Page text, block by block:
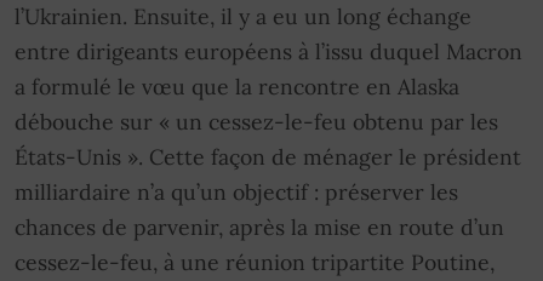
l’Ukrainien. Ensuite, il y a eu un long échange
entre dirigeants européens à l’issu duquel Macron
a formulé le vœu que la rencontre en Alaska
débouche sur « un cessez-le-feu obtenu par les
États-Unis ». Cette façon de ménager le président
milliardaire n’a qu’un objectif : préserver les
chances de parvenir, après la mise en route d’un
cessez-le-feu, à une réunion tripartite Poutine,